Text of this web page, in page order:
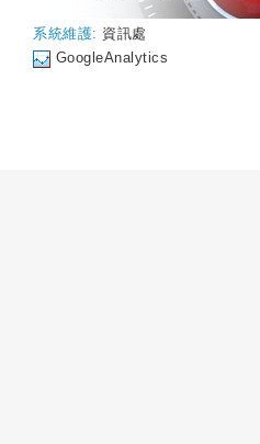
系統維護: 資訊處
GoogleAnalytics